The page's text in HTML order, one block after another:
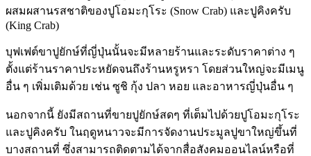
ผสมผสานรสชาติของปูโอมะกุโระ (Snow Crab) และปูคิงครับ
(King Crab)
บุฟเฟต์ขาปูยักษ์ที่ญี่ปุ่นนั้นจะมีหลายร้านและระดับราคาต่าง ๆ
ตั้งแต่ร้านราคาประหยัดจนถึงร้านหรูหรา โดยส่วนใหญ่จะมีเมนู
อื่น ๆ เพิ่มเติมด้วย เช่น ซูชิ กุ้ง ปลา หอย และอาหารญี่ปุ่นอื่น ๆ
นอกจากนี้ ยังมีสถานที่ขายปูยักษ์สดๆ ที่เต็มไปด้วยปูโอมะกุโระ
และปูคิงครับ ในฤดูหนาวจะมีการจัดงานประมูลปูขาใหญ่ขึ้นที่
บางสถานที่ ซึ่งสามารถติดตามได้จากสื่อสังคมออนไลน์หรือที่